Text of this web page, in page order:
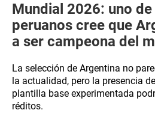
Mundial 2026: uno
peruanos cree que
a ser campeona del
La selección de Argentina no
la actualidad, pero la presencia
plantilla base experimentada
réditos.